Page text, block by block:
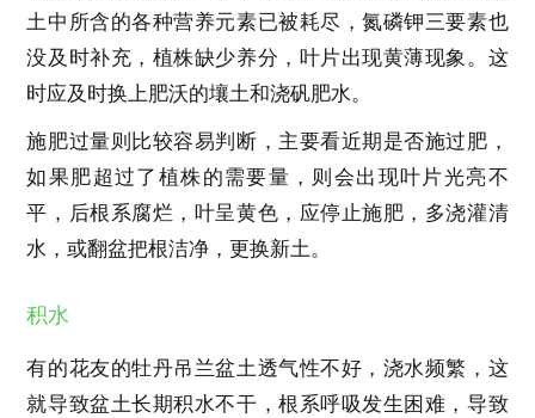
土中所含的各种营养元素已被耗尽，氮磷钾三要素也
没及时补充，植株缺少养分，叶片出现黄薄现象。这
时应及时换上肥沃的壤土和浇矾肥水。
施肥过量则比较容易判断，主要看近期是否施过肥，
如果肥超过了植株的需要量，则会出现叶片光亮不
平，后根系腐烂，叶呈黄色，应停止施肥，多浇灌清
水，或翻盆把根洁净，更换新土。
积水
有的花友的牡丹吊兰盆土透气性不好，浇水频繁，这
就导致盆土长期积水不干，根系呼吸发生困难，导致